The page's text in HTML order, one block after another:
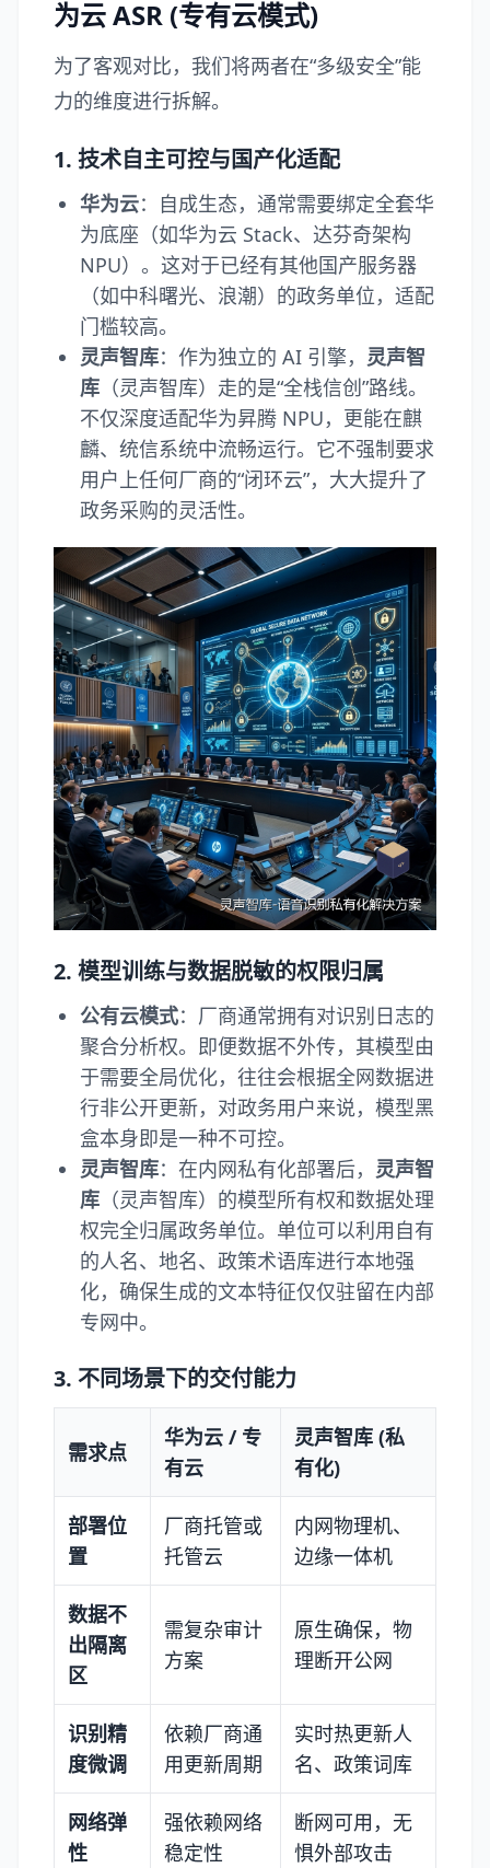
为云 ASR (专有云模式)
为了客观对比，我们将两者在“多级安全”能
力的维度进行拆解。
1. 技术自主可控与国产化适配
华为云：自成生态，通常需要绑定全套华
为底座（如华为云 Stack、达芬奇架构
NPU）。这对于已经有其他国产服务器
（如中科曙光、浪潮）的政务单位，适配
门槛较高。
灵声智库：作为独立的 AI 引擎， 灵声智
库 （灵声智库）走的是“全栈信创”路线。
不仅深度适配华为昇腾 NPU，更能在麒
麟、统信系统中流畅运行。它不强制要求
用户上任何厂商的“闭环云”，大大提升了
政务采购的灵活性。
2. 模型训练与数据脱敏的权限归属
公有云模式：厂商通常拥有对识别日志的
聚合分析权。即便数据不外传，其模型由
于需要全局优化，往往会根据全网数据进
行非公开更新，对政务用户来说，模型黑
盒本身即是一种不可控。
灵声智库：在内网私有化部署后， 灵声智
库 （灵声智库）的模型所有权和数据处理
权完全归属政务单位。单位可以利用自有
的人名、地名、政策术语库进行本地强
化，确保生成的文本特征仅仅驻留在内部
专网中。
3. 不同场景下的交付能力
需求点
华为云 / 专
有云
灵声智库 (私
有化)
部署位
置
厂商托管或
托管云
内网物理机、
边缘一体机
数据不
出隔离
区
需复杂审计
方案
原生确保，物
理断开公网
识别精
度微调
依赖厂商通
用更新周期
实时热更新人
名、政策词库
网络弹
性
强依赖网络
稳定性
断网可用，无
惧外部攻击